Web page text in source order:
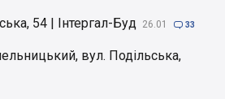
54 | Інтергал-Буд 26.01  33
вул. Подільська,